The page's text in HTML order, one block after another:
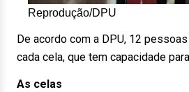
Reprodução/DPU
De acordo com a DPU, 12
cada cela, que tem capacidade
As celas